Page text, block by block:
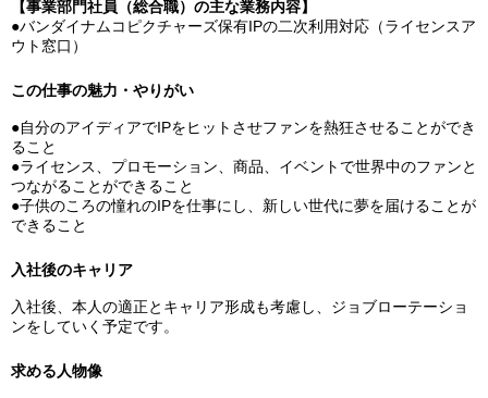
【事業部門社員（総合職）の主な業務内容】
●バンダイナムコピクチャーズ保有IPの二次利用対応（ライセンスア
ウト窓口）
この仕事の魅力・やりがい
●自分のアイディアでIPをヒットさせファンを熱狂させることができ
ること
●ライセンス、プロモーション、商品、イベントで世界中のファンと
つながることができること
●子供のころの憧れのIPを仕事にし、新しい世代に夢を届けることが
できること
入社後のキャリア
入社後、本人の適正とキャリア形成も考慮し、ジョブローテーショ
ンをしていく予定です。
求める人物像